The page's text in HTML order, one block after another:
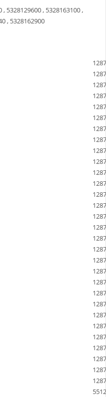
, 5328129600 , 5328163100 ,
, 5328162900